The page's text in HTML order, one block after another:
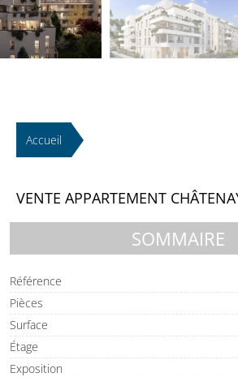
Accueil
VENTE APPARTEMENT
SOMMAIRE
Référence
Pièces
Surface
Étage
Exposition